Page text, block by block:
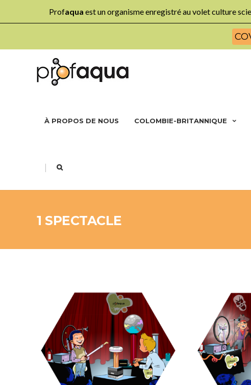
Profaqua est un organisme enregistré au volet culture
À PROPOS DE NOUS COLOMBIE-BRITANNIQUE
|
1 SPECTACLE